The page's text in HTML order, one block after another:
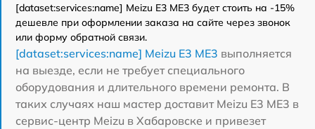
[dataset:services:name] Meizu E3 ME3 будет стоить на -15%
дешевле при оформлении заказа на сайте через звонок
или форму обратной связи.
[dataset:services:name] Meizu E3 ME3 выполняется
на выезде, если не требует специального
оборудования и длительного времени ремонта. В
таких случаях наш мастер доставит Meizu E3 ME3 в
сервис-центр Meizu в Хабаровске и привезет